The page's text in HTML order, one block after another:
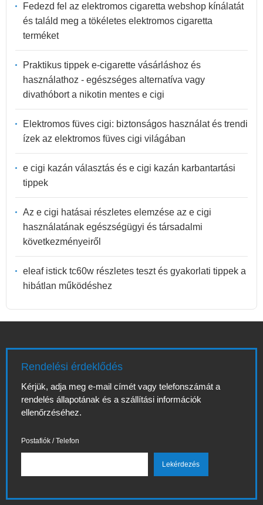
Fedezd fel az elektromos cigaretta webshop kínálatát
és találd meg a tökéletes elektromos cigaretta
terméket
Praktikus tippek e-cigarette vásárláshoz és
használathoz - egészséges alternatíva vagy
divathóbort a nikotin mentes e cigi
Elektromos füves cigi: biztonságos használat és trendi
ízek az elektromos füves cigi világában
e cigi kazán választás és e cigi kazán karbantartási
tippek
Az e cigi hatásai részletes elemzése az e cigi
használatának egészségügyi és társadalmi
következményeiről
eleaf istick tc60w részletes teszt és gyakorlati tippek a
hibátlan működéshez
Rendelési érdeklődés
Kérjük, adja meg e-mail címét vagy telefonszámát a
rendelés állapotának és a szállítási információk
ellenőrzéséhez.
Postafiók / Telefon